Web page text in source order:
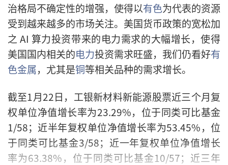
治格局不确定性的增强，使得以有色为代表的资源
受到越来越多的市场关注。美国货币政策的宽松加
之 AI 算力投资带来的电力需求的大幅增长，使得
美国国内相关的电力投资需求旺盛，我们仍看好有
色金属，尤其是铜等相关品种的需求增长。
截至1月22日，工银新材料新能源股票近三个月复
权单位净值增长率为23.29%，位于同类可比基金
1/58；近半年复权单位净值增长率为53.45%，位
于同类可比基金3/58；近一年复权单位净值增长
率为63.38%，位于同类可比基金10/57；近三年